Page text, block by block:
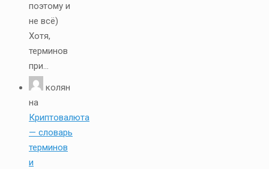
поэтому и
не всё)
Хотя,
терминов
при...
колян
на
Криптовалюта
— словарь
терминов
и